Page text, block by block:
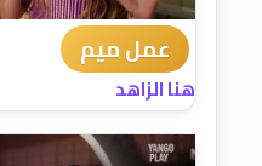
عمل ميم
هنا الزاهد